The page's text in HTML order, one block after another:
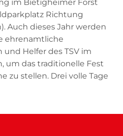
im Bietigheimer Forst
Richtung
Auch dieses Jahr werden
ehrenamtliche
und Helfer des TSV im
um das traditionelle Fest
zu stellen. Drei volle Tage